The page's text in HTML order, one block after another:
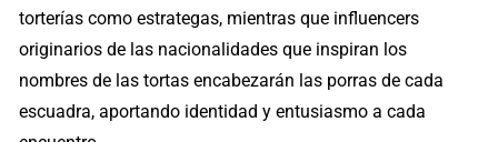
torterías como estrategas, mientras que influencers
originarios de las nacionalidades que inspiran los
nombres de las tortas encabezarán las porras de cada
escuadra, aportando identidad y entusiasmo a cada